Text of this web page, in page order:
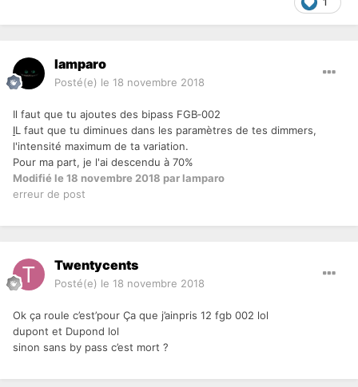
lamparo
Posté(e) le 18 novembre 2018
Il faut que tu ajoutes des bipass FGB‑002
IL faut que tu diminues dans les paramètres de tes dimmers,
l'intensité maximum de ta variation.
Pour ma part, je l'ai descendu à 70%
Modifié le 18 novembre 2018 par lamparo
erreur de post
Twentycents
Posté(e) le 18 novembre 2018
Ok ça roule c’est’pour Ça que j’ainpris 12 fgb 002 lol
dupont et Dupond lol
sinon sans by pass c’est mort ?